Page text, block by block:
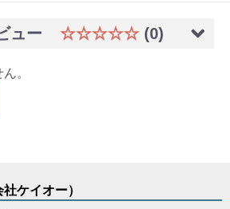
ュー ☆☆☆☆☆ (0)
。
ケイオー）